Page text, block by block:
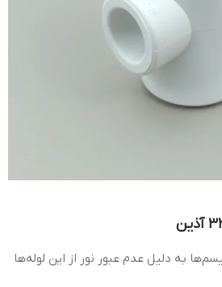
به دلیل عدم عبور نور از این لوله‌ها